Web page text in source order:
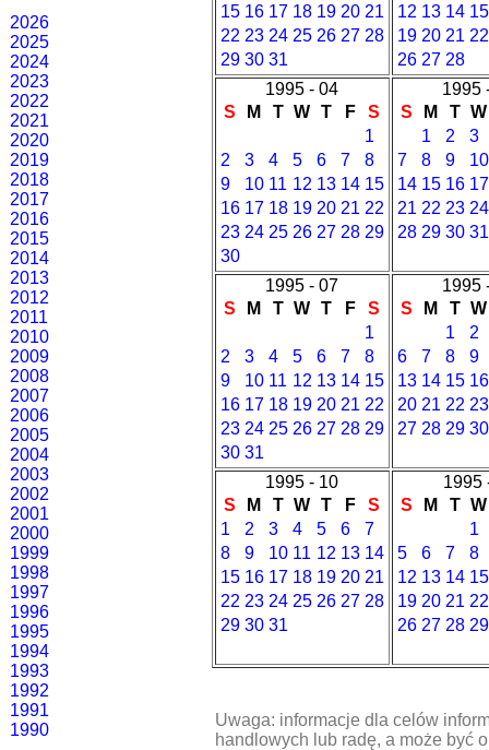
2026
2025
2024
2023
2022
2021
2020
2019
2018
2017
2016
2015
2014
2013
2012
2011
2010
2009
2008
2007
2006
2005
2004
2003
2002
2001
2000
1999
1998
1997
1996
1995
1994
1993
1992
1991
1990
15 16 17 18 19 20 21
22 23 24 25 26 27 28
29 30 31
12 13 14 15
19 20 21 22
26 27 28
1995 - 04
S
M T W T F
S
1
2
3 4 5 6 7
8
9
10 11 12 13 14 15
16 17 18 19 20 21 22
23 24 25 26 27 28 29
30
1995
S
M T W
1
2
3
7
8 9
10
14 15 16 17
21 22 23 24
28 29 30 31
1995 - 07
S
M T W T F
S
1
2
3 4 5 6 7
8
9
10 11 12 13 14 15
16 17 18 19 20 21 22
23 24 25 26 27 28 29
30 31
1995
S
M T W
1
2
6
7 8
9
13 14 15 16
20 21 22 23
27 28 29 30
1995 - 10
S
M T W T F
S
1
2 3 4 5 6
7
8
9 10 11 12 13 14
15 16 17 18 19 20 21
22 23 24 25 26 27 28
29 30 31
1995
S
M T W
1
5
6 7
8
12 13 14 15
19 20 21 22
26 27 28 29
Uwaga: informacje dla celów
handlowych lub radę, a może być